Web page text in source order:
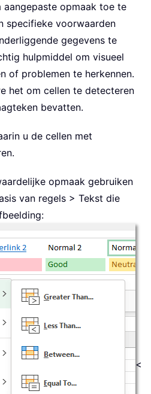
opmaak toe te
specifieke voorwaarden
gegevens te
hulpmiddel om visueel
of problemen te herkennen.
het om cellen te detecteren
bevatten.
u de cellen met
opmaak gebruiken
van regels > Tekst die
<